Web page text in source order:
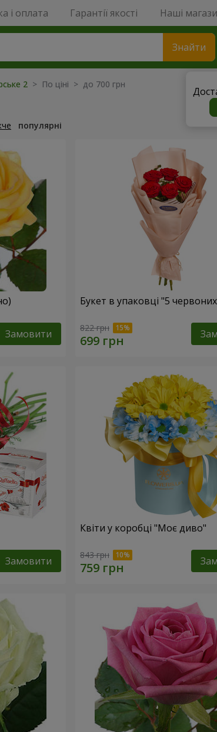
і оплата Гарантії якості Наші
Знайти
2 > По ціні > до 700 грн
популярні
Замовити
Букет в упаковці "5
822 грн
Замовити
Квіти у коробці "Моє диво"
843 грн